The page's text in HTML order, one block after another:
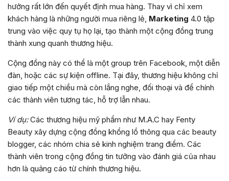
hưởng rất lớn đến quyết định mua hàng. Thay vì chỉ xem
khách hàng là những người mua riêng lẻ, Marketing 4.0 tập
trung vào việc quy tụ họ lại, tạo thành một cộng đồng trung
thành xung quanh thương hiệu.
Cộng đồng này có thể là một group trên Facebook, một diễn
đàn, hoặc các sự kiện offline. Tại đây, thương hiệu không chỉ
giao tiếp một chiều mà còn lắng nghe, đối thoại và để chính
các thành viên tương tác, hỗ trợ lẫn nhau.
Ví dụ:Các thương hiệu mỹ phẩm như M.A.C hay Fenty
Beauty xây dựng cộng đồng khổng lồ thông qua các beauty
blogger, các nhóm chia sẻ kinh nghiệm trang điểm. Các
thành viên trong cộng đồng tin tưởng vào đánh giá của nhau
hơn là quảng cáo từ chính thương hiệu.